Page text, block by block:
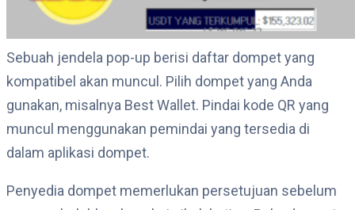
Sebuah jendela pop-up berisi daftar dompet yang
kompatibel akan muncul. Pilih dompet yang Anda
gunakan, misalnya Best Wallet. Pindai kode QR yang
muncul menggunakan pemindai yang tersedia di
dalam aplikasi dompet.
Penyedia dompet memerlukan persetujuan sebelum